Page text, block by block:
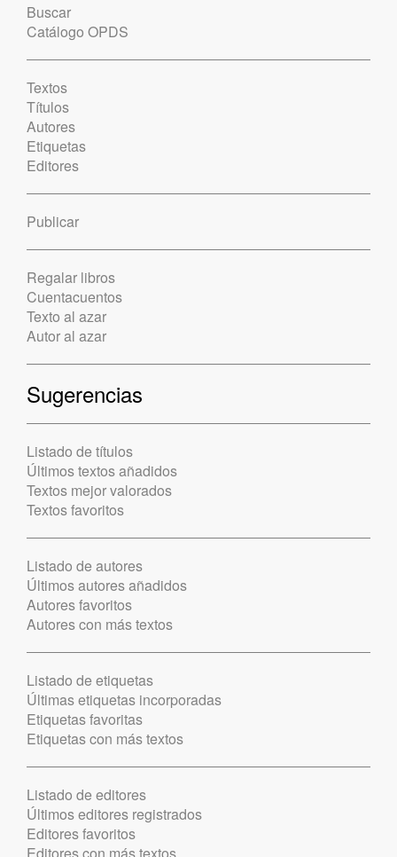
Buscar
Catálogo OPDS
Textos
Títulos
Autores
Etiquetas
Editores
Publicar
Regalar libros
Cuentacuentos
Texto al azar
Autor al azar
Sugerencias
Listado de títulos
Últimos textos añadidos
Textos mejor valorados
Textos favoritos
Listado de autores
Últimos autores añadidos
Autores favoritos
Autores con más textos
Listado de etiquetas
Últimas etiquetas incorporadas
Etiquetas favoritas
Etiquetas con más textos
Listado de editores
Últimos editores registrados
Editores favoritos
Editores con más textos